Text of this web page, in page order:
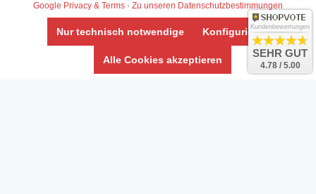
Google Privacy & Terms · Zu unseren Datenschutzbestimmungen
Nur technisch notwendige Konfigurieren
Alle Cookies akzeptieren
Kundenbewertungen
SEHR GUT
4.78 / 5.00